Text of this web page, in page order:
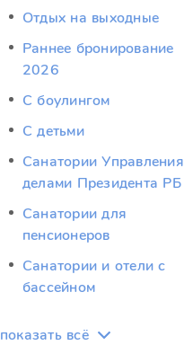
Отдых на выходные
Раннее бронирование
2026
С боулингом
С детьми
Санатории Управления
делами Президента РБ
Санатории для
пенсионеров
Санатории и отели с
бассейном
показать всё